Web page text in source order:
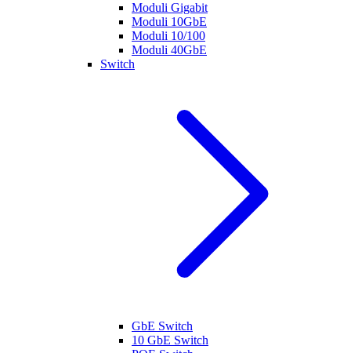
Moduli Gigabit
Moduli 10GbE
Moduli 10/100
Moduli 40GbE
Switch
GbE Switch
10 GbE Switch